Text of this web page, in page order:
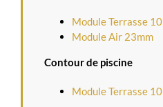
Module Terrasse
Module Air 23mm
Contour de piscine
Module Terrasse